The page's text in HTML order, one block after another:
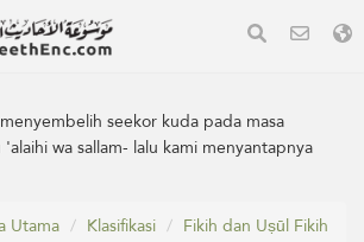
seekor kuda pada masa
wa sallam- lalu kami menyantapnya
Utama Klasifikasi Fikih dan Uṣūl Fikih